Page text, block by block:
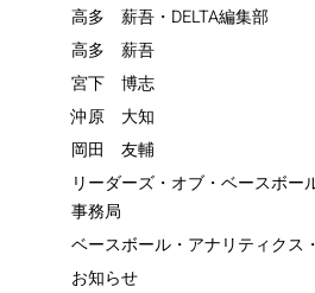
高多 薪吾・DELTA編集部
高多 薪吾
宮下 博志
沖原 大知
岡田 友輔
リーダーズ・オブ・ベースボー
事務局
ベースボール・アナリティクス
お知らせ